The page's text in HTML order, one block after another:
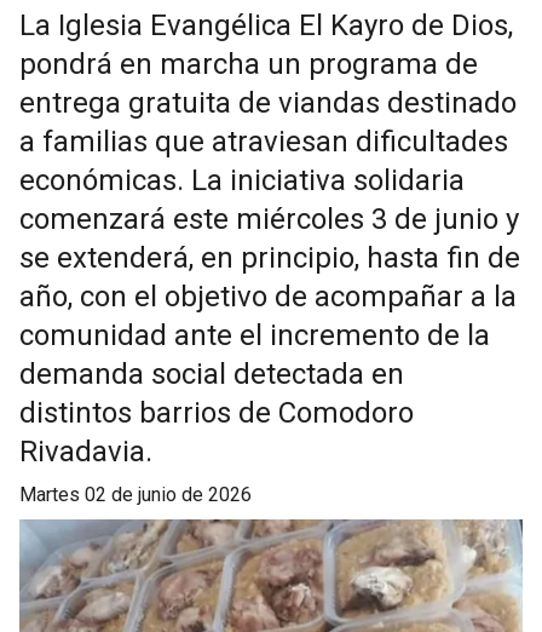
La Iglesia Evangélica El Kayro de Dios,
pondrá en marcha un programa de
entrega gratuita de viandas destinado
a familias que atraviesan dificultades
económicas. La iniciativa solidaria
comenzará este miércoles 3 de junio y
se extenderá, en principio, hasta fin de
año, con el objetivo de acompañar a la
comunidad ante el incremento de la
demanda social detectada en
distintos barrios de Comodoro
Rivadavia.
martes 02 de junio de 2026